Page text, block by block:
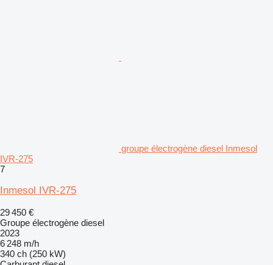
groupe électrogène diesel Inmesol
IVR-275
7
Inmesol IVR-275
29 450 €
Groupe électrogène diesel
2023
6 248 m/h
340 ch (250 kW)